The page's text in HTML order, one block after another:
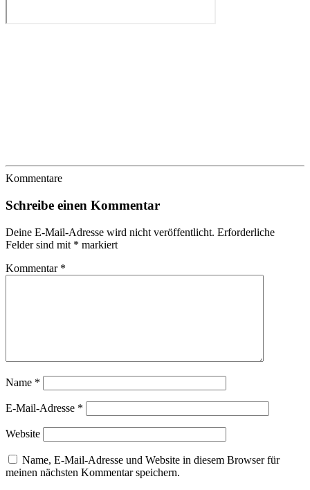
Kommentare
Schreibe einen Kommentar
Deine E-Mail-Adresse wird nicht veröffentlicht. Erforderliche
Felder sind mit * markiert
Kommentar *
Name *
E-Mail-Adresse *
Website
Name, E-Mail-Adresse und Website in diesem Browser für
meinen nächsten Kommentar speichern.